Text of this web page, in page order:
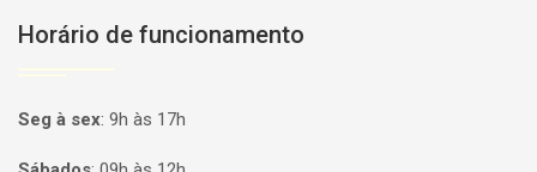
Horário de funcionamento
Seg à sex: 9h às 17h